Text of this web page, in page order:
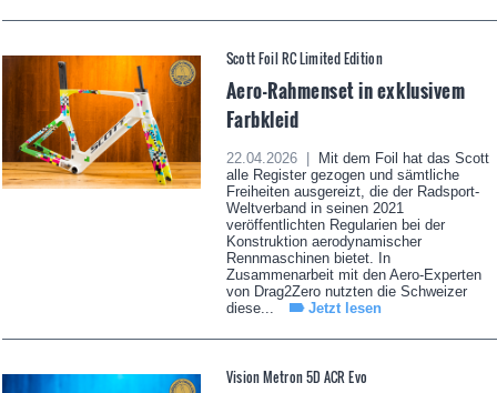
Scott Foil RC Limited Edition
Aero-Rahmenset in exklusivem
Farbkleid
22.04.2026 |
Mit dem Foil hat das Scott
alle Register gezogen und sämtliche
Freiheiten ausgereizt, die der Radsport-
Weltverband in seinen 2021
veröffentlichten Regularien bei der
Konstruktion aerodynamischer
Rennmaschinen bietet. In
Zusammenarbeit mit den Aero-Experten
von Drag2Zero nutzten die Schweizer
diese...
Jetzt lesen
Vision Metron 5D ACR Evo